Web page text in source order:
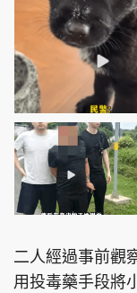
隱私政策聲明
Copyright ©
二人經過事前觀
用投毒藥手段將